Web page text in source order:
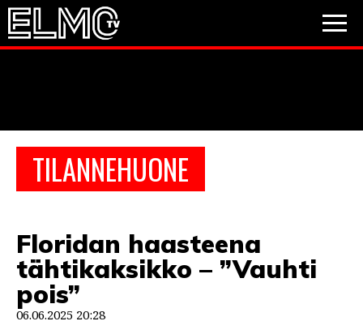
TILANNEHUONE
Floridan haasteena
tähtikaksikko – ”Vauhti
pois”
06.06.2025 20:28
PESÄPALLO
VIDEOT
JALKAPALLO
EM2021
Huuhkajat
Veikkausliiga
Valioliiga
JÄÄKIEKKO
PESÄPALLO